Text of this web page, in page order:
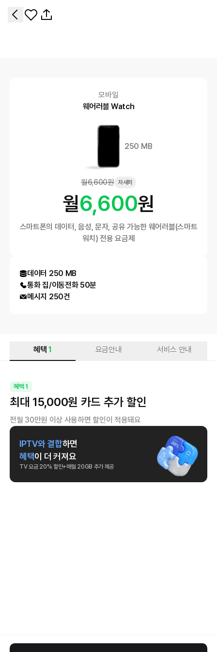
모바일
웨어러블 Watch
250 MB
월6,600원 자세히
월6,600원
스마트폰의 데이터, 음성, 문자, 공유 가능한 웨어러블(스마트
워치) 전용 요금제
데이터 250 MB
통화 집/이동전화 50분
메시지 250건
혜택 1 요금안내 서비스 안내
혜택 1
최대 15,000원 카드 추가 할인
전월 30만원 이상 사용하면 할인이 적용돼요
IPTV와 결합하면
혜택이 더 커져요
TV 요금 20% 할인+매월 20GB 추가 제공